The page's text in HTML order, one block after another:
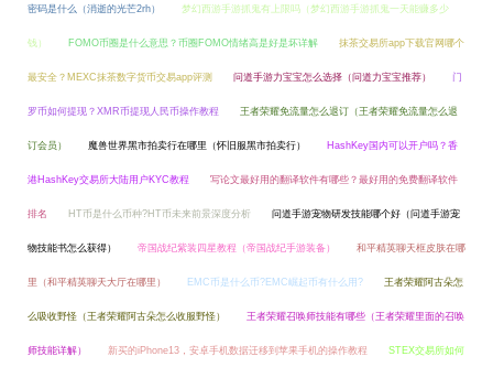
密码是什么（消逝的光芒2rh） 梦幻西游手游抓鬼有上限吗（梦幻西游手游抓鬼一天能赚多少
钱） FOMO币圈是什么意思？币圈FOMO情绪高是好是坏详解 抹茶交易所app下载官网哪个
最安全？MEXC抹茶数字货币交易app评测 问道手游力宝宝怎么选择（问道力宝宝推荐） 门
罗币如何提现？XMR币提现人民币操作教程 王者荣耀免流量怎么退订（王者荣耀免流量怎么退
订会员） 魔兽世界黑市拍卖行在哪里（怀旧服黑市拍卖行） HashKey国内可以开户吗？香
港HashKey交易所大陆用户KYC教程 写论文最好用的翻译软件有哪些？最好用的免费翻译软件
排名 HT币是什么币种?HT币未来前景深度分析 问道手游宠物研发技能哪个好（问道手游宠
物技能书怎么获得） 帝国战纪紫装四星教程（帝国战纪手游装备） 和平精英聊天框皮肤在哪
里（和平精英聊天大厅在哪里） EMC币是什么币?EMC崛起币有什么用? 王者荣耀阿古朵怎
么吸收野怪（王者荣耀阿古朵怎么收服野怪） 王者荣耀召唤师技能有哪些（王者荣耀里面的召唤
师技能详解） 新买的iPhone13，安卓手机数据迁移到苹果手机的操作教程 STEX交易所如何